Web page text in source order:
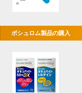
ボシュロム製品の購入